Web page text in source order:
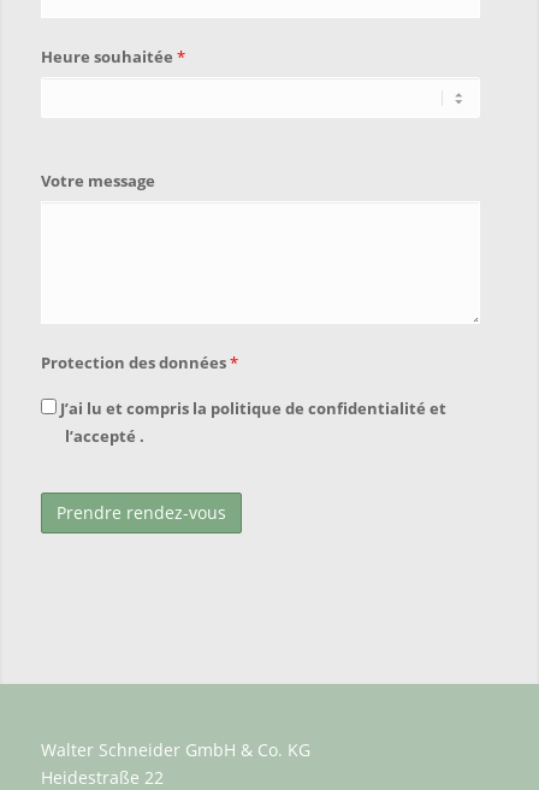
Heure souhaitée *
Votre message
Protection des données*
J’ai lu et compris la politique de confidentialité et
l’accepté .
Walter Schneider GmbH & Co. KG
Heidestraße 22